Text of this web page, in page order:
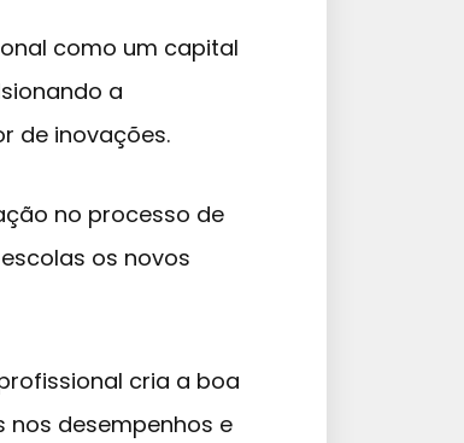
como um capital
a
de inovações.
no processo de
os novos
cria a boa
nos desempenhos e